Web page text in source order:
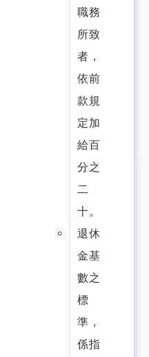
職務
所致
者，
依前
款規
定加
給百
分之
二
十。
退休
金基
數之
標
準，
係指